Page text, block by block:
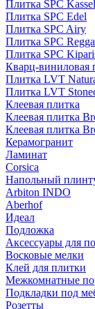
Плитка SPC Kassel
Плитка SPC Edel
Плитка SPC Airy
Плитка SPC
Плитка SPC
Кварц-виниловая
Плитка LVT
Плитка LVT
Клеевая плитка
Клеевая плитка
Клеевая плитка
Керамогранит
Ламинат
Corsica
Напольный
Arbiton INDO
Aberhof
Идеал
Подложка
Аксессуары для
Восковые мелки
Клей для плитки
Межкомнатные
Подкладки под
Розетты